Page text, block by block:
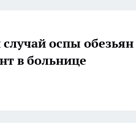
оспы обезьян
в больнице